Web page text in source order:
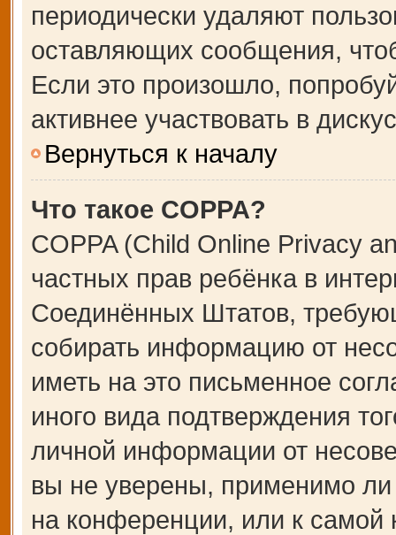
периодически удаляют
оставляющих сообщения,
Если это произошло,
активнее участвовать в
Вернуться к началу
Что такое COPPA?
COPPA (Child Online Privacy
частных прав ребёнка в
Соединённых Штатов,
собирать информацию от
иметь на это письменное
иного вида подтверждения
личной информации от
вы не уверены, применимо ли
на конференции, или к самой